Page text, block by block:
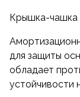
пробка
высоких
(BPA free), не
посторонние
из
Крышка-
для защиты
обладает
устойчивости